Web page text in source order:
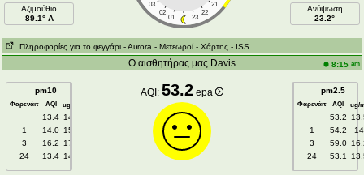
Aζιμούθιο
89.1° A
03
21
02
22
01 23
Ανύψωση
23.2°
Πληροφορίες για το φεγγάρι - Αυrora - Μετεωροί - Χάρτης - ISS
Ο αισθητήρας μας Davis 8:15 am
pm10
Φαρενάιτ AQI ug/m
13.4 14.5
1
14.0 15.1
3
16.2
17.5
24
13.4 14.5
AQI: 53.2 epa pm2.5
Φαρενάιτ AQI ug/
53.2
1
54.2
14
3
59.0
24
53.1